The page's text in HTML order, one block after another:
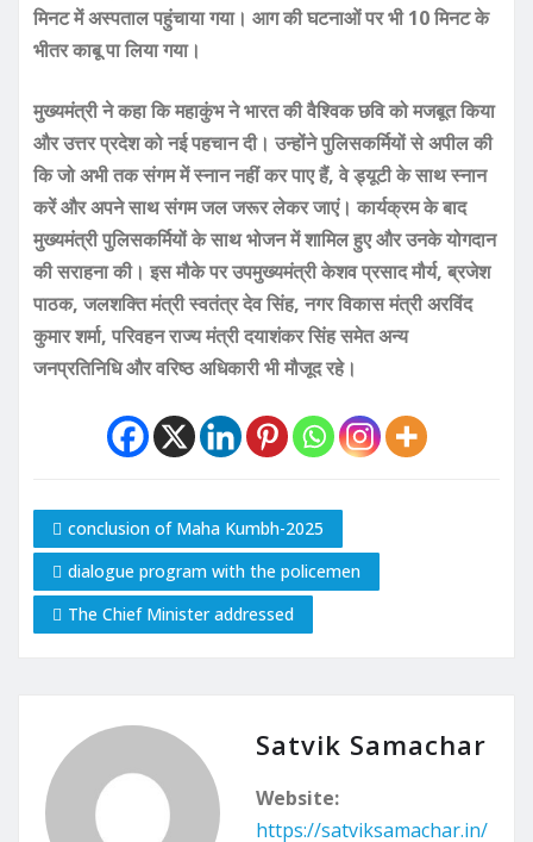
मिनट में अस्पताल पहुंचाया गया। आग की घटनाओं पर भी 10 मिनट के
भीतर काबू पा लिया गया।
मुख्यमंत्री ने कहा कि महाकुंभ ने भारत की वैश्विक छवि को मजबूत किया
और उत्तर प्रदेश को नई पहचान दी। उन्होंने पुलिसकर्मियों से अपील की
कि जो अभी तक संगम में स्नान नहीं कर पाए हैं, वे ड्यूटी के साथ स्नान
करें और अपने साथ संगम जल जरूर लेकर जाएं। कार्यक्रम के बाद
मुख्यमंत्री पुलिसकर्मियों के साथ भोजन में शामिल हुए और उनके योगदान
की सराहना की। इस मौके पर उपमुख्यमंत्री केशव प्रसाद मौर्य, ब्रजेश
पाठक, जलशक्ति मंत्री स्वतंत्र देव सिंह, नगर विकास मंत्री अरविंद
कुमार शर्मा, परिवहन राज्य मंत्री दयाशंकर सिंह समेत अन्य
जनप्रतिनिधि और वरिष्ठ अधिकारी भी मौजूद रहे।
conclusion of Maha Kumbh-2025
dialogue program with the policemen
The Chief Minister addressed
Satvik Samachar
Website:
https://satviksamachar.in/